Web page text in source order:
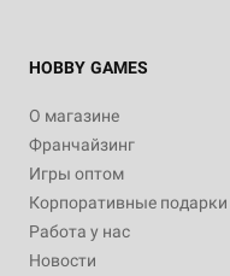
HOBBY GAMES
О магазине
Франчайзинг
Игры оптом
Корпоративные подарки
Работа у нас
Новости